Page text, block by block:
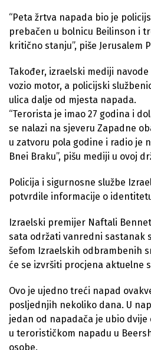
“Peta žrtva napada bio je
prebačen u bolnicu Beilinson i
kritično stanju”, piše Jerusalem
Također, izraelski mediji
vozio motor, a policijski
ulica dalje od mjesta napada.
“Terorista je imao 27 godina i
se nalazi na sjeveru Zapadne
u zatvoru pola godine i radio je
Bnei Braku”, pišu mediji u ovoj
Policija i sigurnosne službe
potvrdile informacije o
Izraelski premijer Naftali
sata održati vanredni sastanak
šefom Izraelskih odbrambenih
će se izvršiti procjena aktuelne
Ovo je ujedno treći napad
posljednjih nekoliko dana. U
jedan od napadača je ubio
u terorističkom napadu u
osobe.